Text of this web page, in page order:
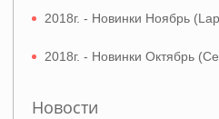
2018г. - Новинки Ноябрь
2018г. - Новинки Октябрь
Новости